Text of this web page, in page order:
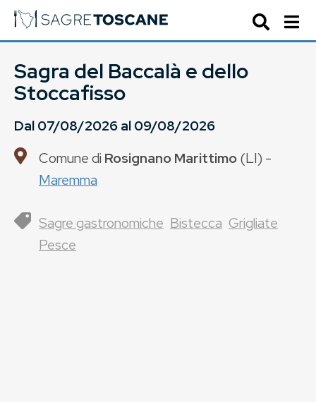
Sagra del Baccalà e dello
Stoccafisso
Dal07/08/2026al09/08/2026
Comune di Rosignano Marittimo(LI) -
Maremma
Sagre gastronomiche Bistecca Grigliate
Pesce